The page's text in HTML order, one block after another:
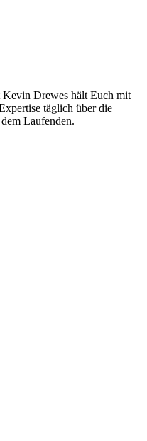
Kevin Drewes hält Euch mit
täglich über die
Laufenden.